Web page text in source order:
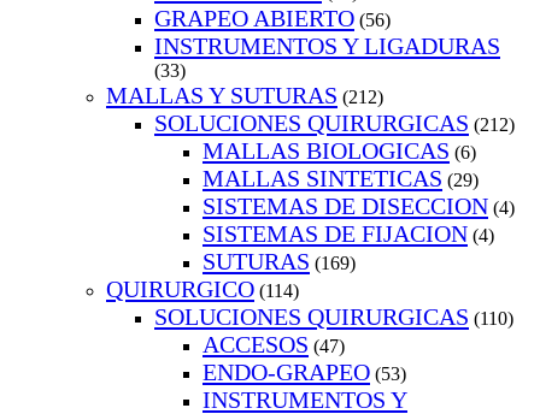
GRAPEO ABIERTO (56)
INSTRUMENTOS Y LIGADURAS
(33)
MALLAS Y SUTURAS (212)
SOLUCIONES QUIRURGICAS (212)
MALLAS BIOLOGICAS (6)
MALLAS SINTETICAS (29)
SISTEMAS DE DISECCION (4)
SISTEMAS DE FIJACION (4)
SUTURAS (169)
QUIRURGICO (114)
SOLUCIONES QUIRURGICAS (110)
ACCESOS (47)
ENDO-GRAPEO (53)
INSTRUMENTOS Y